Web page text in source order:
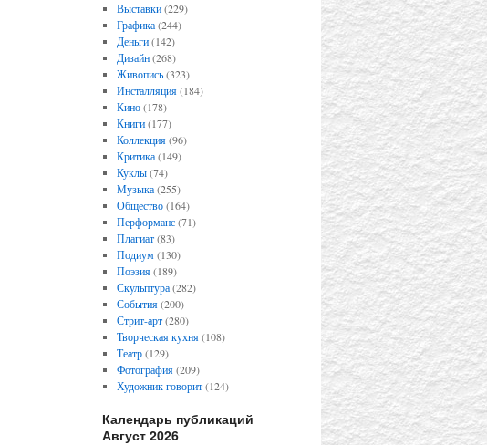
Выставки(229)
Графика(244)
Деньги(142)
Дизайн(268)
Живопись(323)
Инсталляция(184)
Кино(178)
Книги(177)
Коллекция(96)
Критика(149)
Куклы(74)
Музыка(255)
Общество(164)
Перформанс(71)
Плагиат(83)
Подиум(130)
Поэзия(189)
Скульптура(282)
События(200)
Стрит-арт(280)
Творческая кухня(108)
Театр(129)
Фотография(209)
Художник говорит(124)
Календарь публикаций
Август 2026